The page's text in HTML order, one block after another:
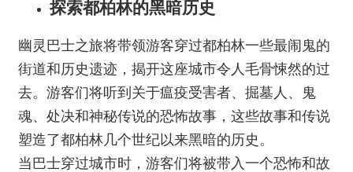
探索都柏林的黑暗历史
幽灵巴士之旅将带领游客穿过都柏林一些最闹鬼的
街道和历史遗迹，揭开这座城市令人毛骨悚然的过
去。游客们将听到关于瘟疫受害者、掘墓人、鬼
魂、处决和神秘传说的恐怖故事，这些故事和传说
塑造了都柏林几个世纪以来黑暗的历史。
当巴士穿过城市时，游客们将被带入一个恐怖和故